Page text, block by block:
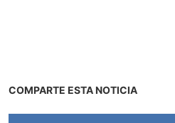
COMPARTE ESTA NOTICIA